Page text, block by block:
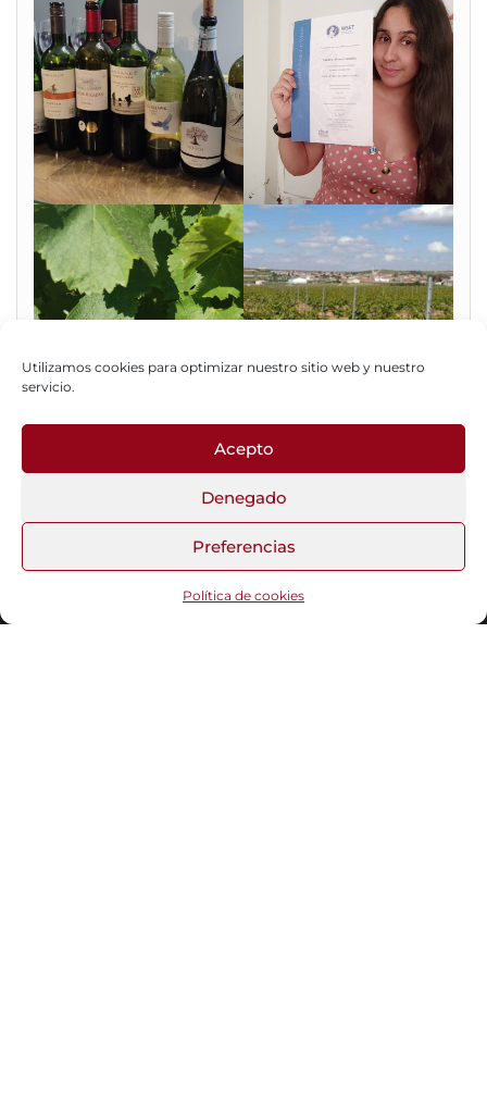
Utilizamos cookies para optimizar nuestro sitio web y nuestro
servicio.
Acepto
Denegado
Preferencias
Política de cookies
Fotos del Blog
Funciona gracias aWordPress |Tema:Head Blog